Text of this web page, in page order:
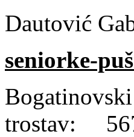
seniorke-
trostav: